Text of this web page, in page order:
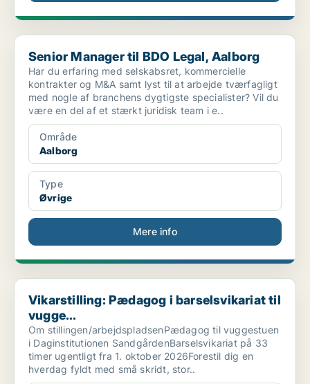
Senior Manager til BDO Legal, Aalborg
Senior Manager til BDO Legal, Aalborg
Har du erfaring med selskabsret, kommercielle
kontrakter og M&A samt lyst til at arbejde tværfagligt
med nogle af branchens dygtigste specialister? Vil du
være en del af et stærkt juridisk team i e..
Område
Aalborg
Type
Øvrige
Mere info
Vikarstilling: Pædagog i barselsvikariat til vugge...
Vikarstilling: Pædagog i barselsvikariat til
vugge...
Om stillingen/arbejdspladsenPædagog til vuggestuen
i Daginstitutionen SandgårdenBarselsvikariat på 33
timer ugentligt fra 1. oktober 2026Forestil dig en
hverdag fyldt med små skridt, stor..